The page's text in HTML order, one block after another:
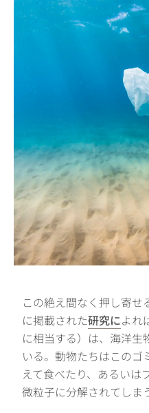
この絶え間なく押し寄せ
に掲載された研究によれ
に相当する）は、海洋生
いる。動物たちはこのゴ
えて食べたり、あるいは
微粒子に分解されてしま